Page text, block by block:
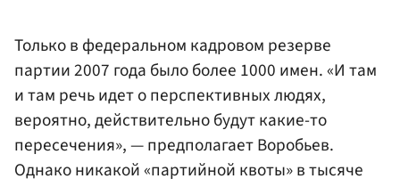
Только в федеральном кадровом резерве
партии 2007 года было более 1000 имен. «И там
и там речь идет о перспективных людях,
вероятно, действительно будут какие-то
пересечения», — предполагает Воробьев.
Однако никакой «партийной квоты» в тысяче